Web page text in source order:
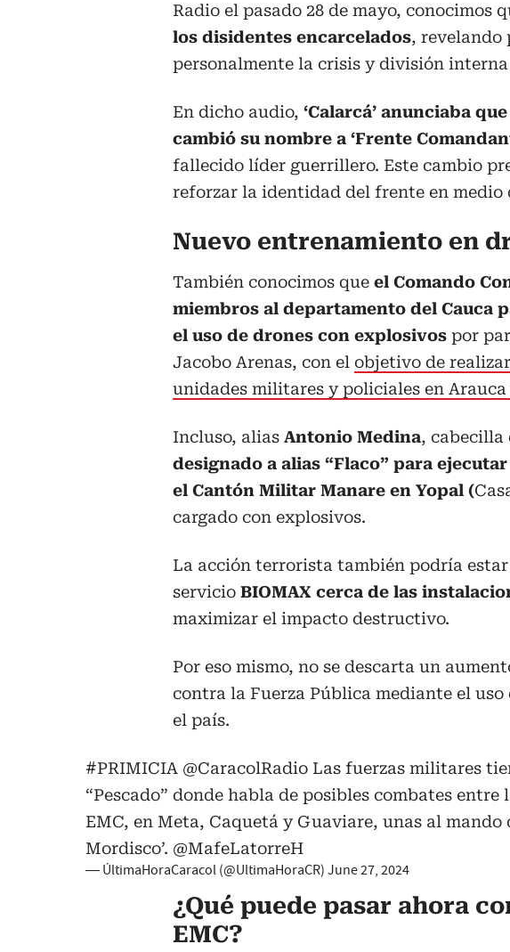
Radio el pasado 28 de mayo, conocimos
los disidentes encarcelados, revelando
personalmente la crisis y división
En dicho audio, ‘Calarcá’ anunciaba
cambió su nombre a ‘Frente
fallecido líder guerrillero. Este cambio
reforzar la identidad del frente en
Nuevo entrenamiento en
También conocimos que el Comando
miembros al departamento del Cauca
el uso de drones con explosivos por
Jacobo Arenas, con el objetivo de
unidades militares y policiales en Arauca
Incluso, alias Antonio Medina, cabecilla
designado a alias “Flaco” para
el Cantón Militar Manare en Yopal (
cargado con explosivos.
La acción terrorista también podría
servicio BIOMAX cerca de las
maximizar el impacto destructivo.
Por eso mismo, no se descarta un
contra la Fuerza Pública mediante el
el país.
#PRIMICIA @CaracolRadio Las fuerzas militares
“Pescado” donde habla de posibles combates
EMC, en Meta, Caquetá y Guaviare, unas al mando
Mordisco’. @MafeLatorreH
— ÚltimaHoraCaracol (@UltimaHoraCR) June 27, 2024
¿Qué puede pasar ahora
EMC?